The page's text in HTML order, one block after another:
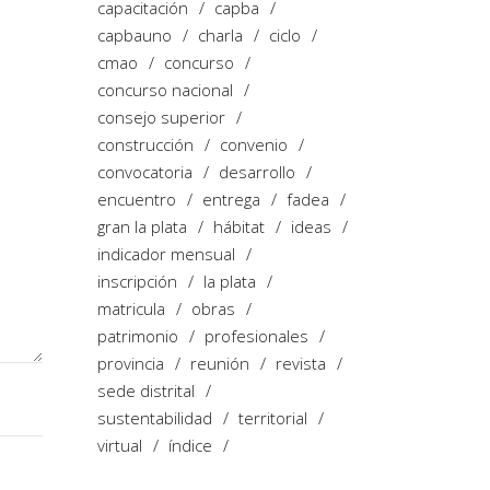
capacitación
capba
capbauno
charla
ciclo
cmao
concurso
concurso nacional
consejo superior
construcción
convenio
convocatoria
desarrollo
encuentro
entrega
fadea
gran la plata
hábitat
ideas
indicador mensual
inscripción
la plata
matricula
obras
patrimonio
profesionales
provincia
reunión
revista
sede distrital
sustentabilidad
territorial
virtual
índice